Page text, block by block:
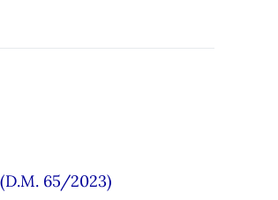
65/2023)